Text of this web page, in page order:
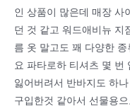
인 상품이 많은데 매장 사
던 것 같고 워드애비뉴 지
름 옷 말고도 꽤 다양한
요 파타로하 티셔츠 몇
잃어버려서 반바지도 하
구입한것 같아서 선물용